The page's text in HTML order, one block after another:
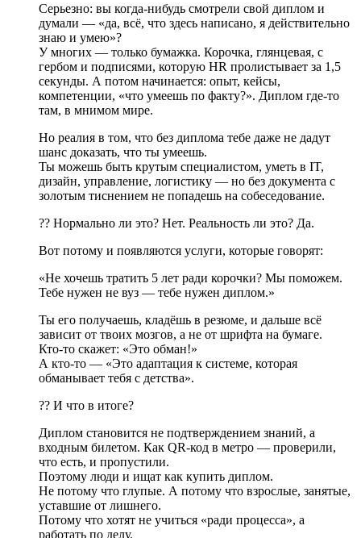
Серьезно: вы когда-нибудь смотрели свой диплом и
думали — «да, всё, что здесь написано, я действительно
знаю и умею»?
У многих — только бумажка. Корочка, глянцевая, с
гербом и подписями, которую HR пролистывает за 1,5
секунды. А потом начинается: опыт, кейсы,
компетенции, «что умеешь по факту?». Диплом где-то
там, в мнимом мире.
Но реалия в том, что без диплома тебе даже не дадут
шанс доказать, что ты умеешь.
Ты можешь быть крутым специалистом, уметь в IT,
дизайн, управление, логистику — но без документа с
золотым тиснением не попадешь на собеседование.
?? Нормально ли это? Нет. Реальность ли это? Да.
Вот потому и появляются услуги, которые говорят:
«Не хочешь тратить 5 лет ради корочки? Мы поможем.
Тебе нужен не вуз — тебе нужен диплом.»
Ты его получаешь, кладёшь в резюме, и дальше всё
зависит от твоих мозгов, а не от шрифта на бумаге.
Кто-то скажет: «Это обман!»
А кто-то — «Это адаптация к системе, которая
обманывает тебя с детства».
?? И что в итоге?
Диплом становится не подтверждением знаний, а
входным билетом. Как QR-код в метро — проверили,
что есть, и пропустили.
Поэтому люди и ищат как купить диплом.
Не потому что глупые. А потому что взрослые, занятые,
уставшие от лишнего.
Потому что хотят не учиться «ради процесса», а
работать по делу.